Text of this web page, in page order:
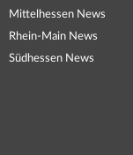
Mittelhessen News
Rhein-Main News
Südhessen News